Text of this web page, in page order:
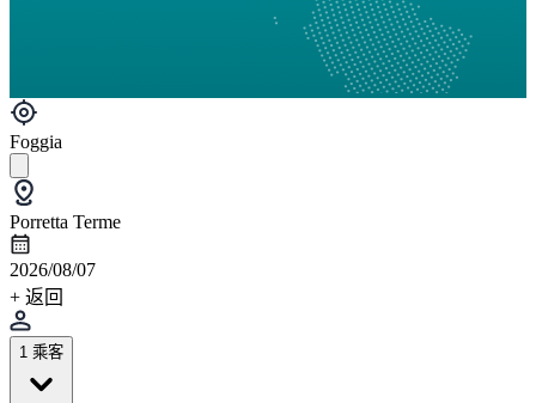
Foggia
Porretta Terme
2026/08/07
+ 返回
1 乘客